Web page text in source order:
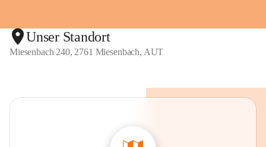
Unser Standort
Miesenbach 240, 2761 Miesenbach, AUT